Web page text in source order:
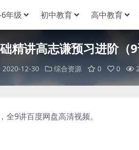
年级 初中教育 高中教育
精讲高志谦预习进阶（
2020-12-30 综合资源 0 0
9讲百度网盘高清视频。